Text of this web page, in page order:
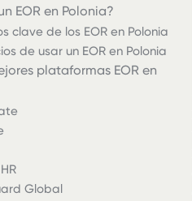
EOR en Polonia?
clave de los EOR en Polonia
de usar un EOR en Polonia
plataformas EOR en
Global